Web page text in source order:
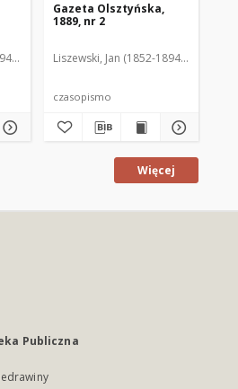
Red.
Gazeta Olsztyńska,
1889, nr 2
Liszewski, Jan (1852-1894). Red.
czasopismo
Więcej
Publiczna